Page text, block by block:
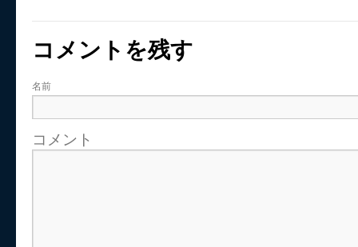
コメントを残す
名前
コメント